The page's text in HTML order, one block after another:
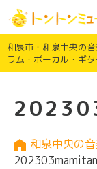
和泉市・和泉中央の
ラム・ボーカル・ギ
和泉中央の
202303mamitan